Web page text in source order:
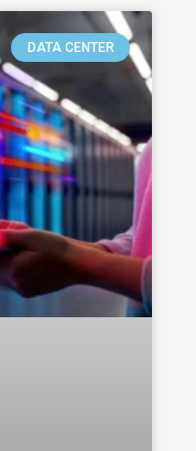
DATA CENTER